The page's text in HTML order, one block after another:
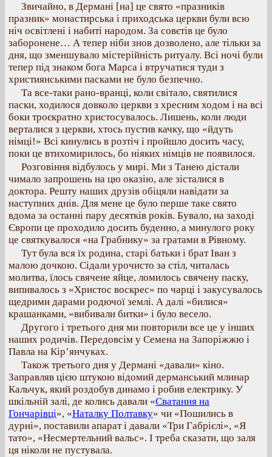
Звичайно, в Дермані [на] це свято «празників
празник» монастирська і приходська церкви були всю
ніч освітлені і набиті народом. За совєтів це було
заборонене… А тепер ніби знов дозволено, але тільки за
дня, що зменшувало містерійність ритуалу. Всі ночі були
тепер під знаком бога Марса і втручатися туди з
християнськими пасками не було безпечно.
Та все-таки рано-вранці, коли світало, святилися
паски, ходилося довколо церкви з хресним ходом і на всі
боки троєкратно христосувалось. Лишень, коли люди
верталися з церкви, хтось пустив качку, що «йдуть
німці!» Всі кинулись в розтіч і пройшло досить часу,
поки це втихомирилось, бо ніяких німців не появилося.
Розговіння відбулось у мирі. Ми з Танею дістали
чимало запрошень на цю оказію, але зісталися в
доктора. Решту наших друзів обіцяли навідати за
наступних днів. Для мене це було перше таке свято
вдома за останні пару десятків років. Бувало, на заході
Європи це проходило досить буденно, а минулого року
це святкувалося «на Грабнику» за гратами в Рівному.
Тут була вся їх родина, старі батьки і брат Іван з
малою дочкою. Сідали урочисто за стіл, читалась
молитва, їлось свячене яйце, ломилось свячену паску,
випивалось з «Христос воскрес» по чарці і закусувалось
щедрими дарами родючої землі. А далі «билися»
крашанками, «вибивали битки» і було весело.
Другого і третього дня ми повторили все це у інших
наших родичів. Передовсім у Семена на Запоріжжю і
Павла на Кір’янчуках.
Також третього дня у Дермані «давали» кіно.
Заправляв цією штукою відомий дерманський млинар
Кальчук, який роздобув динамо і робив електрику. У
шкільній залі, де колись давали «Сватання на
Гончарівці», «Наталку Полтавку» чи «Пошились в
дурні», поставили апарат і давали «Три Габрієлі», «Я
тато», «Несмертельний вальс». І треба сказати, що заля
ця ніколи не пустувала.